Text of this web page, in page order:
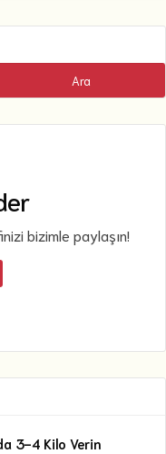
bizimle paylaşın!
3-4 Kilo Verin